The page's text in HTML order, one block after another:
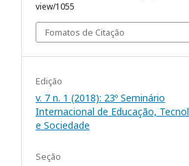
view/1055
Fomatos de Citação
Edição
v. 7 n. 1 (2018): 23º Seminário
Internacional de Educação,
e Sociedade
Seção